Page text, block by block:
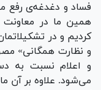
فساد و دغدغه‌ی رفع
همین ما در معاونت
کردیم و در
و نظارت همگانی»
و اعلام نسبت به
می‌شود. علاوه بر آن